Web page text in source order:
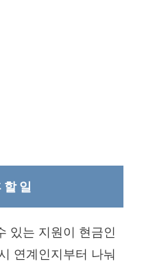
일
있는 지원이 현금인
연계인지부터 나눠